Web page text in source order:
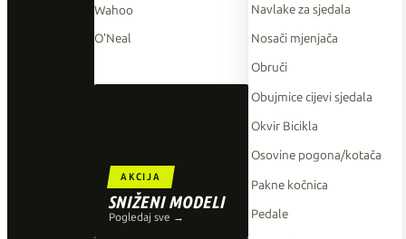
Wahoo
O'Neal
AKCIJA
SNIŽENI MODELI
Pogledaj sve →
Navlake za sjedala
Nosači mjenjača
Obruči
Obujmice cijevi sjedala
Okvir Bicikla
Osovine pogona/kotača
Pakne kočnica
Pedale